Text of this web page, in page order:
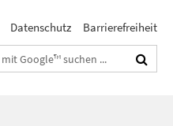
Datenschutz Barrierefreiheit
Suchbegriffe